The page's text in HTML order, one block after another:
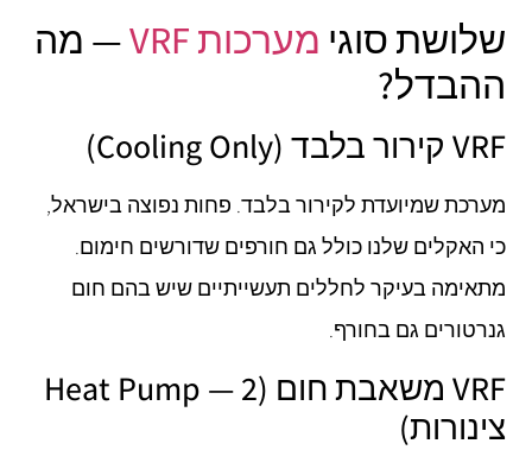
שלושת סוגי מערכות VRF
— מה
ההבדל?
VRF קירור בלבד (Cooling Only)
מערכת שמיועדת לקירור בלבד. פחות נפוצה בישראל,
כי האקלים שלנו כולל גם חורפים שדורשים חימום.
מתאימה בעיקר לחללים תעשייתיים שיש בהם חום
גנרטורים גם בחורף.
VRF משאבת חום (Heat Pump — 2
צינורות)